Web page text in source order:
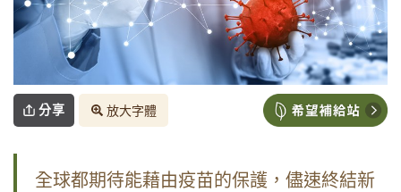
分享 放大字體
全球都期待能藉由疫苗的保護，儘速終結新